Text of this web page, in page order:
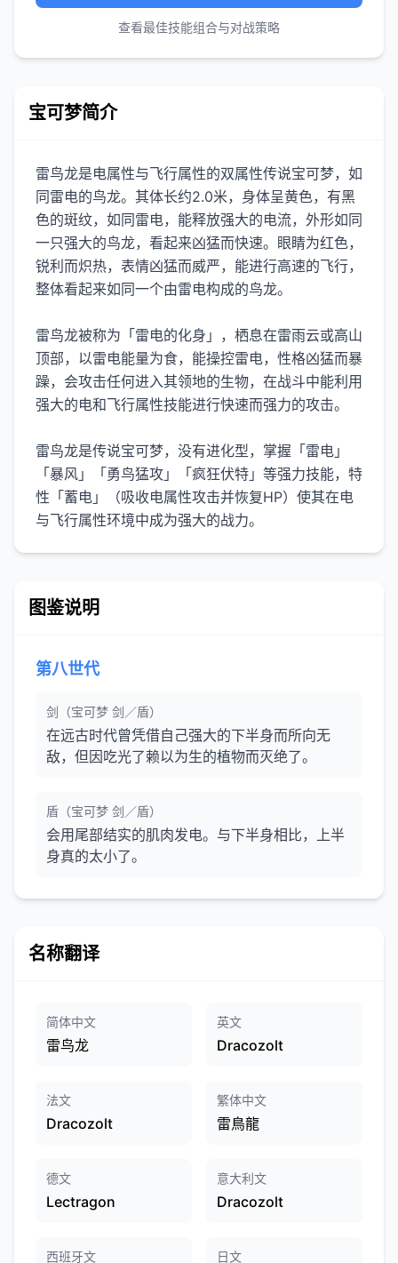
查看最佳技能组合与对战策略
宝可梦简介
雷鸟龙是电属性与飞行属性的双属性传说宝可梦，如
同雷电的鸟龙。其体长约2.0米，身体呈黄色，有黑
色的斑纹，如同雷电，能释放强大的电流，外形如同
一只强大的鸟龙，看起来凶猛而快速。眼睛为红色，
锐利而炽热，表情凶猛而威严，能进行高速的飞行，
整体看起来如同一个由雷电构成的鸟龙。
雷鸟龙被称为「雷电的化身」，栖息在雷雨云或高山
顶部，以雷电能量为食，能操控雷电，性格凶猛而暴
躁，会攻击任何进入其领地的生物，在战斗中能利用
强大的电和飞行属性技能进行快速而强力的攻击。
雷鸟龙是传说宝可梦，没有进化型，掌握「雷电」
「暴风」「勇鸟猛攻」「疯狂伏特」等强力技能，特
性「蓄电」（吸收电属性攻击并恢复HP）使其在电
与飞行属性环境中成为强大的战力。
图鉴说明
第八世代
剑（宝可梦 剑／盾）
在远古时代曾凭借自己强大的下半身而所向无
敌，但因吃光了赖以为生的植物而灭绝了。
盾（宝可梦 剑／盾）
会用尾部结实的肌肉发电。与下半身相比，上半
身真的太小了。
名称翻译
简体中文
雷鸟龙
英文
Dracozolt
法文
Dracozolt
繁体中文
雷鳥龍
德文
Lectragon
意大利文
Dracozolt
西班牙文 日文